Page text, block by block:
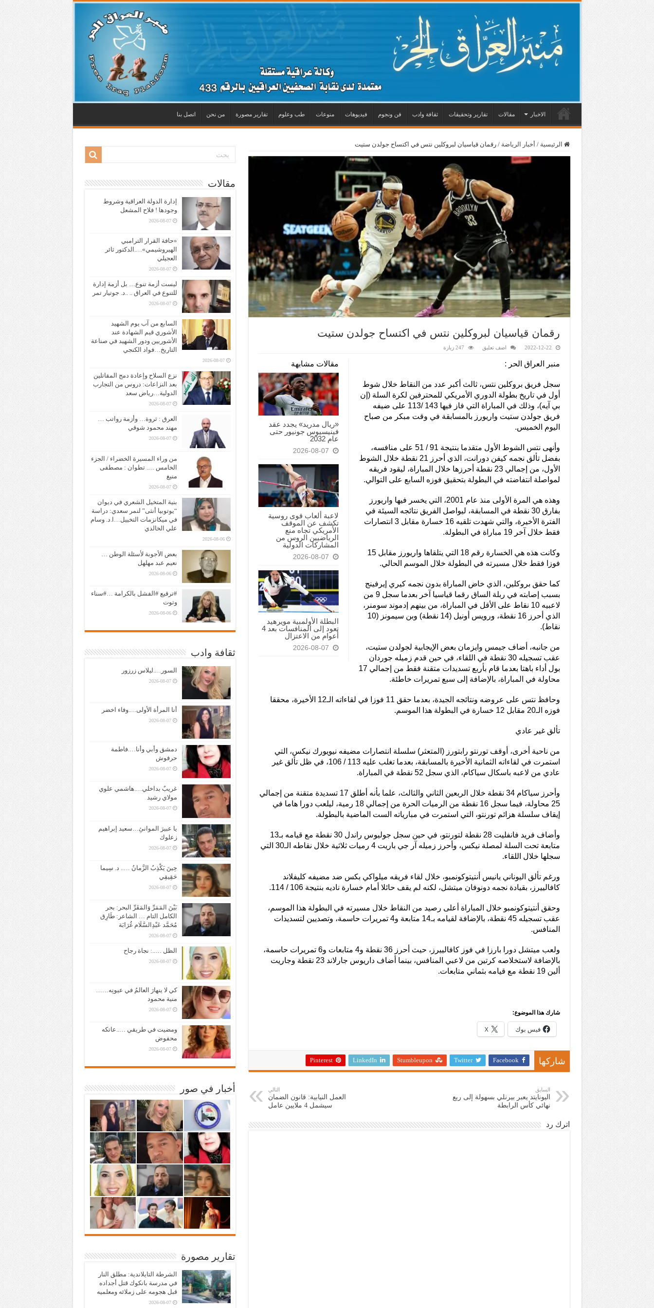
الاخبار مقالات تقارير وتحقيقات ثقافة وادب فن ونجوم فيديوهات منوعات طب وعلوم تقارير مصورة من نحن اتصل بنا
الرئيسية / أخبار الرياضة / رقمان قياسيان لبروكلين نتس في اكتساح جولدن ستيت
رقمان قياسيان لبروكلين نتس في اكتساح جولدن ستيت
2022-12-22 اضف تعليق 247 زيارة
مقالات مشابهة
«ريال مدريد» يجدد عقد
فينيسيوس جونيور حتى
عام 2032
2026-08-07
لاعبة ألعاب قوى روسية
تكشف عن الموقف
الأمريكي تجاه منع
الرياضيين الروس من
المشاركات الدولية
2026-08-07
البطلة الأولمبية مويرهيد
تعود إلى المنافسات بعد 4
أعوام من الاعتزال
2026-08-07
منبر العراق الحر :
سجل فريق بروكلين نتس، ثالث أكبر عدد من النقاط خلال شوط
أول في تاريخ بطولة الدوري الأمريكي للمحترفين لكرة السلة (إن
بي آيه)، وذلك في المباراة التي فاز فيها 143 /113 على ضيفه
فريق جولدن ستيت واريورز بالمسابقة في وقت مبكر من صباح
اليوم الخميس.
وأنهى نتس الشوط الأول متقدما بنتيجة 91 / 51 على منافسه،
بفضل تألق نجمه كيفن دورانت، الذي أحرز 21 نقطة خلال الشوط
الأول، من إجمالي 23 نقطة أحرزها خلال المباراة، ليقود فريقه
لمواصلة انتفاضته في البطولة بتحقيق فوزه السابع على التوالي.
وهذه هي المرة الأولى منذ عام 2001، التي يخسر فيها واريورز
بفارق 30 نقطة في المسابقة، ليواصل الفريق نتائجه السيئة في
الفترة الأخيرة، والتي شهدت تلقيه 16 خسارة مقابل 3 انتصارات
فقط خلال آخر 19 مباراة في البطولة.
وكانت هذه هي الخسارة رقم 18 التي يتلقاها واريورز مقابل 15
فوزا فقط خلال مسيرته في البطولة خلال الموسم الحالي.
كما حقق بروكلين، الذي خاض المباراة بدون نجمه كيري إيرفينج
بسبب إصابته في ربلة الساق رقما قياسيا آخر بعدما سجل 9 من
لاعبيه 10 نقاط على الأقل في المباراة، من بينهم إدموند سومنر،
الذي أحرز 16 نقطة، ورويس أونيل (14 نقطة) وبن سيمونز (10
نقاط).
من جانبه، أضاف جيمس وايزمان بعض الإيجابية لجولدن ستيت،
عقب تسجيله 30 نقطة في اللقاء، في حين قدم زميله جوردان
بول أداء باهتا بعدما قام بأربع تسديدات متقنة فقط من إجمالي 17
محاولة في المباراة، بالإضافة إلى سبع تمريرات خاطئة.
وحافظ نتس على عروضه ونتائجه الجيدة، بعدما حقق 11 فوزا في لقاءاته الـ12 الأخيرة، محققا
فوزه الـ20 مقابل 12 خسارة في البطولة هذا الموسم.
تألق غير عادي
من ناحية أخرى، أوقف تورنتو رابتورز (المتعثر) سلسلة انتصارات مضيفه نيويورك نيكس، التي
استمرت في لقاءاته الثمانية الأخيرة بالمسابقة، بعدما تغلب عليه 113 / 106، في ظل تألق غير
عادي من لاعبه باسكال سياكام، الذي سجل 52 نقطة في المباراة.
وأحرز سياكام 34 نقطة خلال الربعين الثاني والثالث، علما بأنه أطلق 17 تسديدة متقنة من إجمالي
25 محاولة، فيما سجل 16 نقطة من الرميات الحرة من إجمالي 18 رمية، ليلعب دورا هاما في
إيقاف سلسلة هزائم تورنتو، التي استمرت في مبارياته الست الماضية بالبطولة.
وأضاف فريد فانفليت 28 نقطة لتورنتو، في حين سجل جوليوس راندل 30 نقطة مع قيامه بـ13
متابعة تحت السلة لمصلة نيكس، وأحرز زميله آر جي باريت 4 رميات ثلاثية خلال نقاطه الـ30 التي
سجلها خلال اللقاء.
ورغم تألق اليوناني يانيس أنتيتوكونمبو، خلال لقاء فريقه ميلواكي بكس ضد مضيفه كليفلاند
كافالييرز، بقيادة نجمه دونوفان ميتشل، لكنه لم يقف حائلا أمام خسارة ناديه بنتيجة 106 / 114.
وحقق أنتيتوكونمبو خلال المباراة أعلى رصيد من النقاط خلال مسيرته في البطولة هذا الموسم،
عقب تسجيله 45 نقطة، بالإضافة لقيامه بـ14 متابعة و4 تمريرات حاسمة، وتصديين لتسديدات
المنافس.
ولعب ميتشل دورا بارزا في فوز كافالييرز، حيث أحرز 36 نقطة و4 متابعات و6 تمريرات حاسمة،
بالإضافة لاستخلاصه كرتين من لاعبي المنافس، بينما أضاف داريوس جارلاند 23 نقطة وجاريت
ألين 19 نقطة مع قيامه بثماني متابعات.
شارك هذا الموضوع:
فيس بوك X
شاركها Facebook
Twitter
Stumbleupon
LinkedIn
Pinterest
السابق
اليونايتد يعبر بيرنلي بسهولة إلى ربع
نهائي كأس الرابطة
التالي
العمل النيابية: قانون الضمان
سيشمل 4 ملايين عامل
اترك رد
مقالات
إدارة الدولة العراقية وشروط
وجودها ! فلاح المشعل
2026-08-07
«حافة القرار الترامبي
الهيروشيمي»….الدكتور ثائر
العجيلي
2026-08-07
ليست أزمة تنوع… بل أزمة إدارة
للتنوع في العراق .. ..د. جوتيار تمر
2026-08-07
السابع من آب يوم الشهيد
الأشوري قيم الشهادة عند
الأشوريين ودور الشهيد في صناعة
التاريخ…فواد الكنجي
2026-08-07
نزع السلاح وإعادة دمج المقاتلين
بعد النزاعات: دروس من التجارب
الدولية…رياض سعد
2026-08-07
العرق : ثروة… وأزمة رواتب …
مهند محمود شوقي
2026-08-07
من وراء المسيرة الخضراء / الجزء
الخامس …. تطوان : مصطفى
منيغ
2026-08-07
بنية المتخيل الشعري في ديوان
“يوتوبيا أنثى” لنمر سعدي: دراسة
في ميكانزمات التخييل…ا.د. وسام
علي الخالدي
2026-08-06
بعض الأجوبة لأسئلة الوطن …
نعيم عبد مهلهل
2026-08-06
#ترقيع #الفشل بالكرامة …#سناء
وتوت
2026-08-06
ثقافة وادب
السور….ليلاس زرزور
2026-08-07
أنا المرأة الأولى….وفاء اخضر
2026-08-07
دمشق وأبي وأنا….فاطمة
حرفوش
2026-08-07
غريبٌ بداخلي….هاشمي علوي
مولاي رشيد
2026-08-07
يا عبيرَ الموانئِ…سعيد إبراهيم
زعلوك
2026-08-07
حِينَ يَكْذِبُ الزَّمانُ ….. د. سِيما
حَقِيقِي
2026-08-07
بَيْنَ المَمَرِّ وَالمَقَرِّ البحر: بحر
الكامل التام … الشاعر: طَارِق
مُحَمَّد عَبْدِالسَّلَام غُرَابَة
2026-08-07
الظل …..: نجاة رجاح
2026-08-07
كي لا ينهارَ العالمُ في عيونِه……
منية محمود
2026-08-07
ومضيت في طريقي …..عاتكه
محفوض
2026-08-07
أخبار في صور
تقارير مصورة
الشرطة التايلاندية: مطلق النار
في مدرسة بانكوك قتل أجداده
قبل هجومه على زملائه ومعلميه
2026-08-07